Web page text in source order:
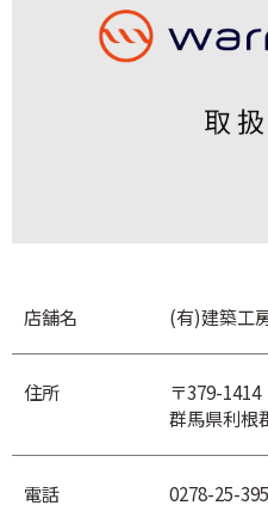
店舗名 (有)建築工
住所
〒379-1414
群馬県利根
電話 0278-25-